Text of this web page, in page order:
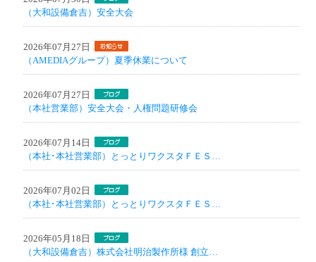
（大和設備倉吉）安全大会
2026年07月27日
（AMEDIAグループ）夏季休業について
2026年07月27日
（本社営業部）安全大会・人権問題研修会
2026年07月14日
（本社･本社営業部）とっとりワクスタＦＥＳ…
2026年07月02日
（本社･本社営業部）とっとりワクスタＦＥＳ…
2026年05月18日
（大和設備倉吉）株式会社明治製作所様 創立…